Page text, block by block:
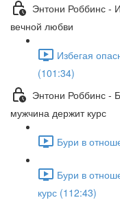
Энтони Роббинс -
вечной любви
Избегая
(101:34)
Энтони Роббинс -
мужчина держит курс
Бури в
Бури в
курс (112:43)